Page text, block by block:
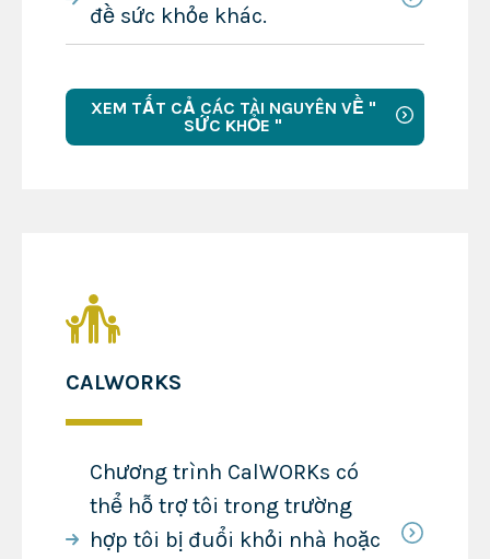
đề sức khỏe khác.
XEM TẤT CẢ CÁC TÀI NGUYÊN VỀ "
SỨC KHỎE "
CALWORKS
Chương trình CalWORKs có
thể hỗ trợ tôi trong trường
hợp tôi bị đuổi khỏi nhà hoặc